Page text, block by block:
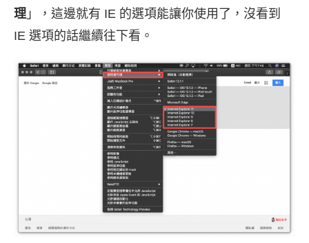
理」，這邊就有 IE 的選項能讓你使用了，沒看到
IE 選項的話繼續往下看。